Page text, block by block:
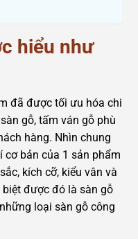
hiểu như
đã được tối ưu hóa chi
gỗ, tấm ván gỗ phù
hàng. Nhìn chung
bản của 1 sản phẩm
kích cỡ, kiểu vân và
được đó là sàn gỗ
loại sàn gỗ công